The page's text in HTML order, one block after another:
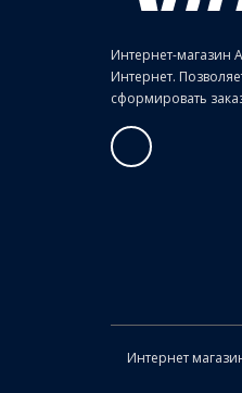
Интернет-магазин
Интернет.
сформировать
Интернет